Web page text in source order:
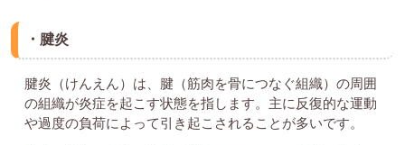
・腱炎
腱炎（けんえん）は、腱（筋肉を骨につなぐ組織）の周囲
の組織が炎症を起こす状態を指します。主に反復的な運動
や過度の負荷によって引き起こされることが多いです。